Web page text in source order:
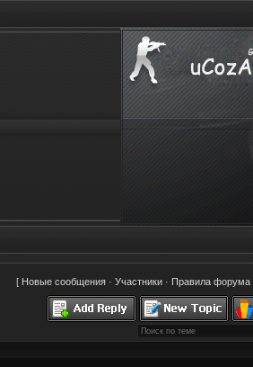
[ Новые сообщения · Участники · Правила форума